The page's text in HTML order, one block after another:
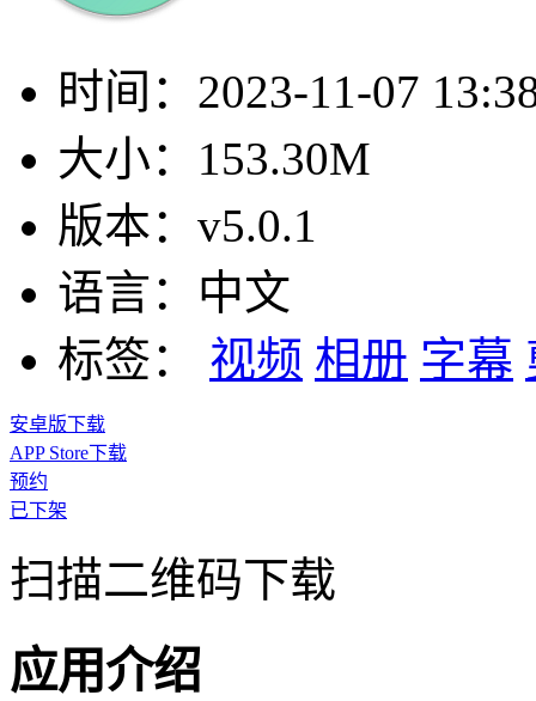
时间： 2023-11-07
大小： 153.30M
版本： v5.0.1
语言： 中文
标签：
视频 相册 字幕
安卓版下载
APP Store下载
预约
已下架
扫描二维码下载
应用介绍